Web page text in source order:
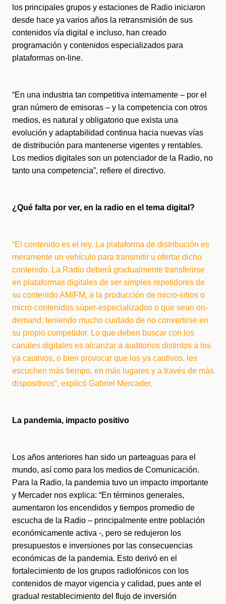
los principales grupos y estaciones de Radio iniciaron
desde hace ya varios años la retransmisión de sus
contenidos vía digital e incluso, han creado
programación y contenidos especializados para
plataformas on-line.
“En una industria tan competitiva internamente – por el
gran número de emisoras – y la competencia con otros
medios, es natural y obligatorio que exista una
evolución y adaptabilidad continua hacia nuevas vías
de distribución para mantenerse vigentes y rentables.
Los medios digitales son un potenciador de la Radio, no
tanto una competencia”, refiere el directivo.
¿Qué falta por ver, en la radio en el tema digital?
“El contenido es el rey. La plataforma de distribución es
meramente un vehículo para transmitir u ofertar dicho
contenido. La Radio deberá gradualmente transferirse
en plataformas digitales de ser simples repetidores de
su contenido AM/FM, a la producción de micro-sitios o
micro-contenidos súper-especializados o que sean on-
demand, teniendo mucho cuidado de no convertirse en
su propio competidor. Lo que deben buscar con los
canales digitales es alcanzar a auditorios distintos a los
ya cautivos, o bien provocar que los ya cautivos, les
escuchen más tiempo, en más lugares y a través de más
dispositivos”, explicó Gabriel Mercader.
La pandemia, impacto positivo
Los años anteriores han sido un parteaguas para el
mundo, así como para los medios de Comunicación.
Para la Radio, la pandemia tuvo un impacto importante
y Mercader nos explica: “En términos generales,
aumentaron los encendidos y tiempos promedio de
escucha de la Radio – principalmente entre población
económicamente activa -, pero se redujeron los
presupuestos e inversiones por las consecuencias
económicas de la pandemia. Esto derivó en el
fortalecimiento de los grupos radiofónicos con los
contenidos de mayor vigencia y calidad, pues ante el
gradual restablecimiento del flujo de inversión